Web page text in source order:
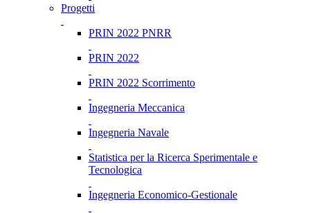
Progetti
PRIN 2022 PNRR
PRIN 2022
PRIN 2022 Scorrimento
Ingegneria Meccanica
Ingegneria Navale
Statistica per la Ricerca Sperimentale e
Tecnologica
Ingegneria Economico-Gestionale